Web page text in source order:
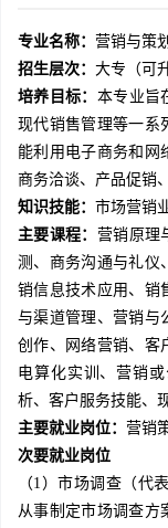
专业名称： 营销与策划
招生层次： 大专（可
培养目标： 本专业旨
现代销售管理等一系
能利用电子商务和网
商务洽谈、产品促销
知识技能： 市场营销
主要课程：
营销原理
测、商务沟通与礼仪
销信息技术应用、销
与渠道管理、营销与
创作、网络营销、客
电算化实训、营销
析、客户服务技能、
主要就业岗位： 营销
次要就业岗位
（1）市场调查（代
从事制定市场调查方